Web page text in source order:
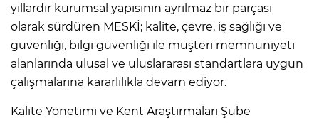
yıllardır kurumsal yapısının ayrılmaz bir parçası
olarak sürdüren MESKİ; kalite, çevre, iş sağlığı ve
güvenliği, bilgi güvenliği ile müşteri memnuniyeti
alanlarında ulusal ve uluslararası standartlara uygun
çalışmalarına kararlılıkla devam ediyor.
Kalite Yönetimi ve Kent Araştırmaları Şube